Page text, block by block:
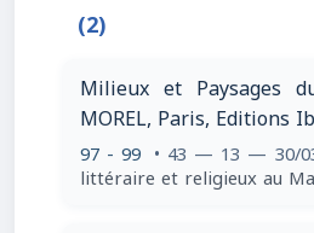
(2)
Milieux et Paysages
MOREL, Paris, Editions
97 - 99 • 43 — 13 — 30/
littéraire et religieux au